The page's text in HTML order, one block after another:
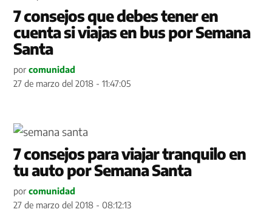
7 consejos que debes tener en
cuenta si viajas en bus por Semana
Santa
por comunidad
27 de marzo del 2018 - 11:47:05
7 consejos para viajar tranquilo en
tu auto por Semana Santa
por comunidad
27 de marzo del 2018 - 08:12:13